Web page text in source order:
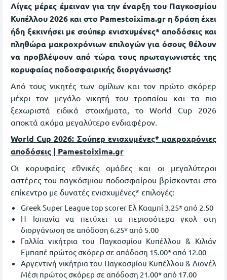
Λίγες μέρες έμειναν για την έναρξη του Παγκοσμίου
Κυπέλλου 2026 και στο Pamestoixima.gr η δράση έχει
ήδη ξεκινήσει με σούπερ ενισχυμένες* αποδόσεις και
πληθώρα μακροχρόνιων επιλογών για όσους θέλουν
να προβλέψουν από τώρα τους πρωταγωνιστές της
κορυφαίας ποδοσφαιρικής διοργάνωσης!
Από τους νικητές των ομίλων και τον πρώτο σκόρερ
μέχρι τον μεγάλο νικητή του τροπαίου και τα πιο
ξεχωριστά ειδικά στοιχήματα, το World Cup 2026
αποκτά ακόμα μεγαλύτερο ενδιαφέρον.
World Cup 2026: Σούπερ ενισχυμένες* μακροχρόνιες
αποδόσεις | Pamestoixima.gr
Οι κορυφαίες εθνικές ομάδες και οι μεγαλύτεροι
αστέρες του παγκόσμιου ποδοσφαίρου βρίσκονται στο
επίκεντρο με δυνατές ενισχυμένες* επιλογές:
Greek Super League top scorer Ελ Κααμπί 3.25* από 2.50
Η Ισπανία να πετύχει τα περισσότερα γκολ στη
διοργάνωση σε απόδοση 6.25* από 5.00
Γαλλία νικήτρια του Παγκοσμίου Κυπέλλου & Κιλιάν
Εμπαπέ πρώτος σκόρερ σε απόδοση 15.00* από 12.00
Αργεντινή νικήτρια του Παγκοσμίου Κυπέλλου & Λιονέλ
Μέσι πρώτος σκόρερ σε απόδοση 21.00* από 17.00